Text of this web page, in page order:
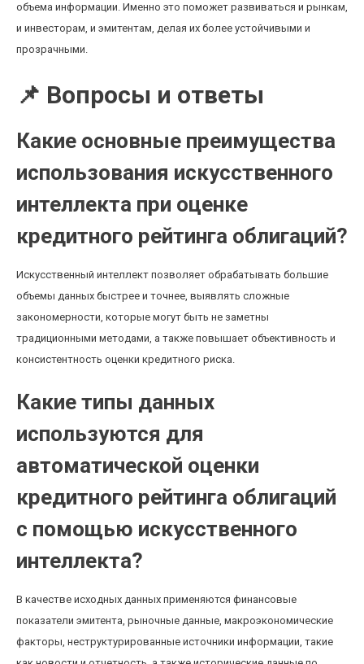
объема информации. Именно это поможет развиваться и рынкам,
и инвесторам, и эмитентам, делая их более устойчивыми и
прозрачными.
📌 Вопросы и ответы
Какие основные преимущества
использования искусственного
интеллекта при оценке
кредитного рейтинга облигаций?
Искусственный интеллект позволяет обрабатывать большие
объемы данных быстрее и точнее, выявлять сложные
закономерности, которые могут быть не заметны
традиционными методами, а также повышает объективность и
консистентность оценки кредитного риска.
Какие типы данных
используются для
автоматической оценки
кредитного рейтинга облигаций
с помощью искусственного
интеллекта?
В качестве исходных данных применяются финансовые
показатели эмитента, рыночные данные, макроэкономические
факторы, неструктурированные источники информации, такие